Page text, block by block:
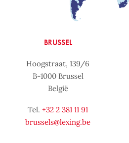
BRUSSEL
Hoogstraat, 139/6
B-1000 Brussel
België
Tel. +32 2 381 11 91
brussels@lexing.be